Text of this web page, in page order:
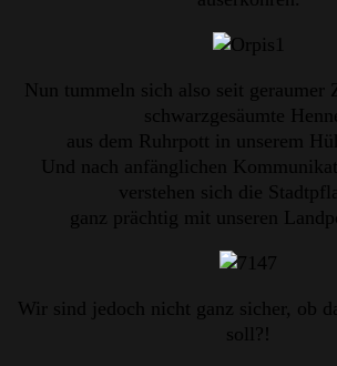
Nun tummeln sich also seit geraumer
schwarzgesäumte
aus dem Ruhrpott in unserem
Und nach anfänglichen
verstehen sich die
ganz prächtig mit unseren
Wir sind jedoch nicht ganz sicher, ob
soll?!